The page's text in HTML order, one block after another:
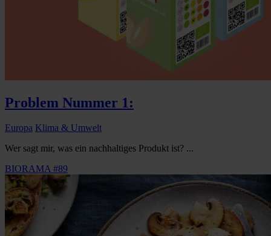
Problem Nummer 1:
Europa Klima & Umwelt
Wer sagt mir, was ein nachhaltiges Produkt ist? ...
BIORAMA #89